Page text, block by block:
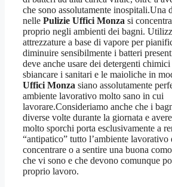
che sono assolutamente inospitali.Una
nelle Pulizie Uffici Monza si
proprio negli ambienti dei bagni.
attrezzature a base di vapore per
diminuire sensibilmente i batteri
deve anche usare dei detergenti
sbiancare i sanitari e le maioliche in
Uffici Monza siano assolutamente
ambiente lavorativo molto sano in cui
lavorare.Consideriamo anche che i
diverse volte durante la giornata e
molto sporchi porta esclusivamente a
“antipatico” tutto l’ambiente lavorativo
concentrare o a sentire una buona
che vi sono e che devono comunque
proprio lavoro.